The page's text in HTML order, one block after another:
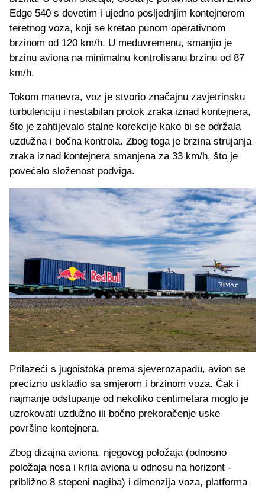
Edge 540 s devetim i ujedno posljednjim kontejnerom
teretnog voza, koji se kretao punom operativnom
brzinom od 120 km/h. U međuvremenu, smanjio je
brzinu aviona na minimalnu kontrolisanu brzinu od 87
km/h.
Tokom manevra, voz je stvorio značajnu zavjetrinsku
turbulenciju i nestabilan protok zraka iznad kontejnera,
što je zahtijevalo stalne korekcije kako bi se održala
uzdužna i bočna kontrola. Zbog toga je brzina strujanja
zraka iznad kontejnera smanjena za 33 km/h, što je
povećalo složenost podviga.
Prilazeći s jugoistoka prema sjeverozapadu, avion se
precizno uskladio sa smjerom i brzinom voza. Čak i
najmanje odstupanje od nekoliko centimetara moglo je
uzrokovati uzdužno ili bočno prekoračenje uske
površine kontejnera.
Zbog dizajna aviona, njegovog položaja (odnosno
položaja nosa i krila aviona u odnosu na horizont -
približno 8 stepeni nagiba) i dimenzija voza, platforma